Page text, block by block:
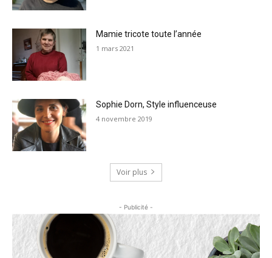
Mamie tricote toute l’année
1 mars 2021
Sophie Dorn, Style influenceuse
4 novembre 2019
Voir plus
- Publicité -